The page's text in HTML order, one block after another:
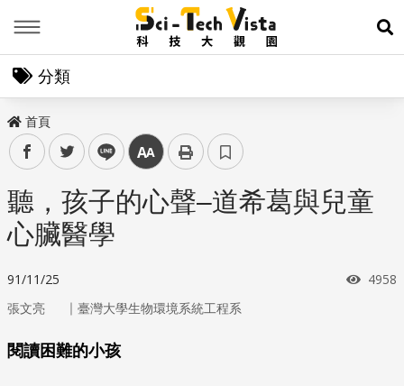
展
分類
首頁
facebooktwitter line 中
聽，孩子的心聲–道希葛與兒童
心臟醫學
91/11/25 瀏覽
4958
張文亮 ｜ 臺灣大學生物環境系統工程系
閱讀困難的小孩